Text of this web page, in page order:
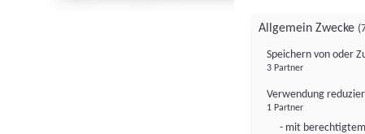
Allgemein Zwecke
Speichern von oder
3 Partner
Verwendung
1 Partner
- mit